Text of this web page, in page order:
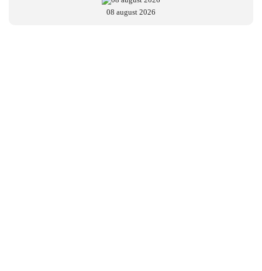
08 august 2026